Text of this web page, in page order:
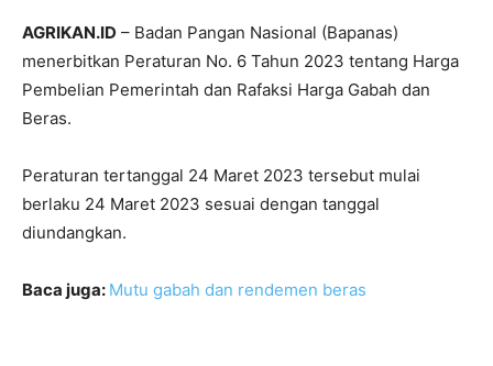
AGRIKAN.ID – Badan Pangan Nasional (Bapanas)
menerbitkan Peraturan No. 6 Tahun 2023 tentang Harga
Pembelian Pemerintah dan Rafaksi Harga Gabah dan
Beras.
Peraturan tertanggal 24 Maret 2023 tersebut mulai
berlaku 24 Maret 2023 sesuai dengan tanggal
diundangkan.
Baca juga: Mutu gabah dan rendemen beras